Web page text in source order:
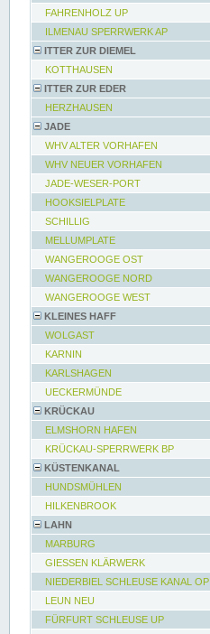
FAHRENHOLZ UP
ILMENAU SPERRWERK AP
ITTER ZUR DIEMEL
KOTTHAUSEN
ITTER ZUR EDER
HERZHAUSEN
JADE
WHV ALTER VORHAFEN
WHV NEUER VORHAFEN
JADE-WESER-PORT
HOOKSIELPLATE
SCHILLIG
MELLUMPLATE
WANGEROOGE OST
WANGEROOGE NORD
WANGEROOGE WEST
KLEINES HAFF
WOLGAST
KARNIN
KARLSHAGEN
UECKERMÜNDE
KRÜCKAU
ELMSHORN HAFEN
KRÜCKAU-SPERRWERK BP
KÜSTENKANAL
HUNDSMÜHLEN
HILKENBROOK
LAHN
MARBURG
GIESSEN KLÄRWERK
NIEDERBIEL SCHLEUSE KANAL OP
LEUN NEU
FÜRFURT SCHLEUSE UP